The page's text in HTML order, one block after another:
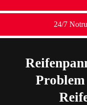
24/7
Problem